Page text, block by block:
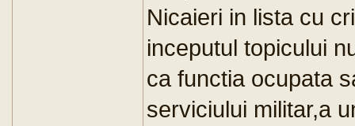
Nicaieri in lista cu
inceputul topicului
ca functia ocupata
serviciului militar,a